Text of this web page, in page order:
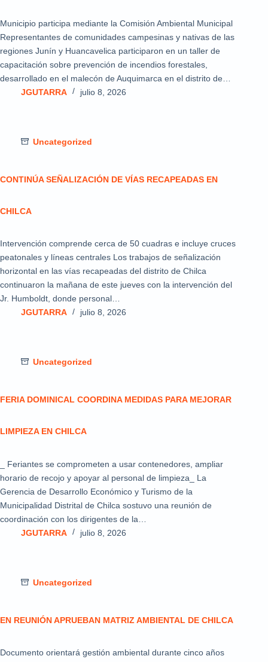
Municipio participa mediante la Comisión Ambiental Municipal
Representantes de comunidades campesinas y nativas de las
regiones Junín y Huancavelica participaron en un taller de
capacitación sobre prevención de incendios forestales,
desarrollado en el malecón de Auquimarca en el distrito de…
JGUTARRA
julio 8, 2026
Uncategorized
CONTINÚA SEÑALIZACIÓN DE VÍAS RECAPEADAS EN
CHILCA
Intervención comprende cerca de 50 cuadras e incluye cruces
peatonales y líneas centrales Los trabajos de señalización
horizontal en las vías recapeadas del distrito de Chilca
continuaron la mañana de este jueves con la intervención del
Jr. Humboldt, donde personal…
JGUTARRA
julio 8, 2026
Uncategorized
FERIA DOMINICAL COORDINA MEDIDAS PARA MEJORAR
LIMPIEZA EN CHILCA
_ Feriantes se comprometen a usar contenedores, ampliar
horario de recojo y apoyar al personal de limpieza_ La
Gerencia de Desarrollo Económico y Turismo de la
Municipalidad Distrital de Chilca sostuvo una reunión de
coordinación con los dirigentes de la…
JGUTARRA
julio 8, 2026
Uncategorized
EN REUNIÓN APRUEBAN MATRIZ AMBIENTAL DE CHILCA
Documento orientará gestión ambiental durante cinco años